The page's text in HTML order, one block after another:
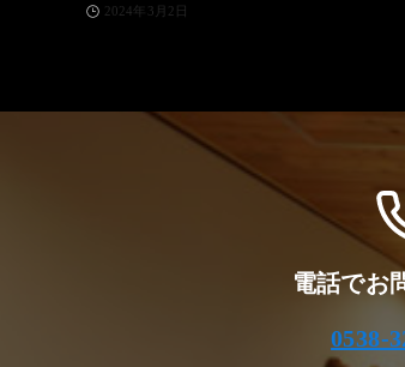
2024年3月2日
電話でお
0538-